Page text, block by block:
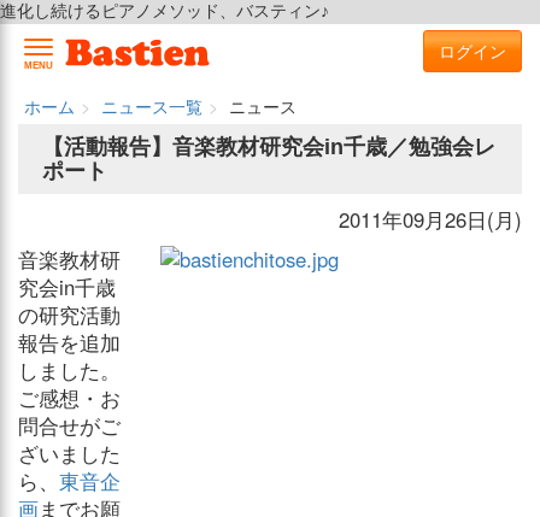
進化し続けるピアノメソッド、バスティン♪
MENU
ログイン
ホーム ニュース一覧
ニュース
【活動報告】音楽教材研究会in千歳／勉強会レ
ポート
2011年09月26日(月)
音楽教材研
究会in千歳
の研究活動
報告を追加
しました。
ご感想・お
問合せがご
ざいました
ら、 東音企
画までお願